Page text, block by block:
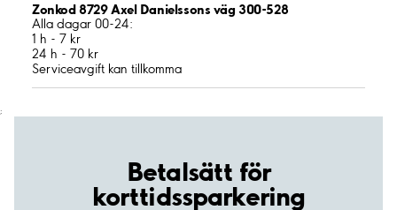
Zonkod 8729 Axel Danielssons väg 300-528
Alla dagar 00-24:
1 h - 7 kr
24 h - 70 kr
Serviceavgift kan tillkomma
;
Betalsätt för
korttidssparkering